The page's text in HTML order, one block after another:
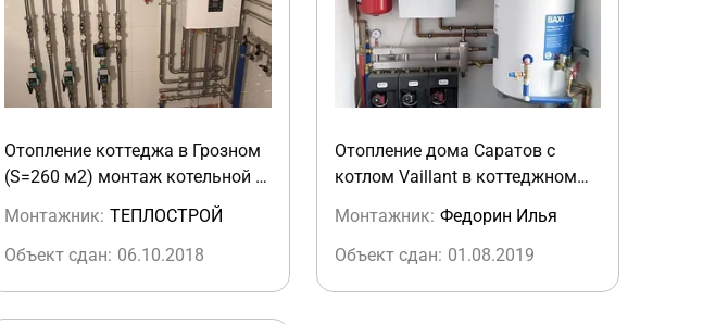
Отопление коттеджа в Грозном
(S=260 м2) монтаж котельной с
конденсационным котлом
WOLF
Монтажник: ТЕПЛОСТРОЙ
Объект сдан: 06.10.2018
Отопление дома Саратов с
котлом Vaillant в коттеджном
Монтажник: Федорин Илья
Объект сдан: 01.08.2019